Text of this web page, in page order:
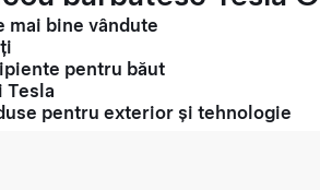
mai bine vândute
pentru băut
Tesla
pentru exterior și tehnologie